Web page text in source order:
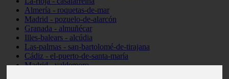
Almería - roquetas-de-mar
Madrid - pozuelo-de-alarcón
Granada - almuñécar
Illes-balears - alcúdia
Las-palmas - san-bartolomé-de-tirajana
Cádiz - el-puerto-de-santa-maría
Madrid - valdemoro